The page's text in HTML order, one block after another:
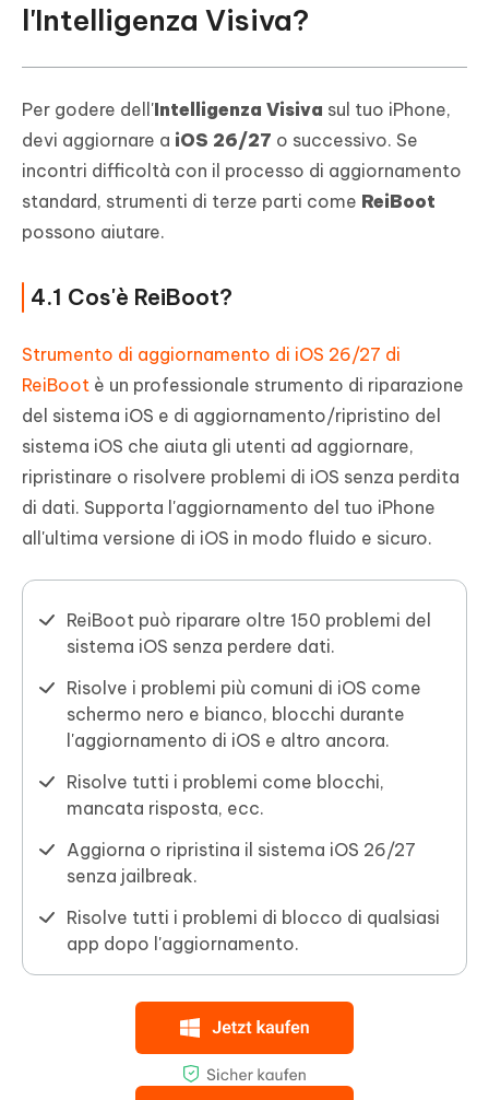
l'Intelligenza Visiva?
Per godere dell'Intelligenza Visiva sul tuo iPhone,
devi aggiornare a iOS 26/27 o successivo. Se
incontri difficoltà con il processo di aggiornamento
standard, strumenti di terze parti come ReiBoot
possono aiutare.
4.1 Cos'è ReiBoot?
Strumento di aggiornamento di iOS 26/27 di
ReiBoot è un professionale strumento di riparazione
del sistema iOS e di aggiornamento/ripristino del
sistema iOS che aiuta gli utenti ad aggiornare,
ripristinare o risolvere problemi di iOS senza perdita
di dati. Supporta l'aggiornamento del tuo iPhone
all'ultima versione di iOS in modo fluido e sicuro.
ReiBoot può riparare oltre 150 problemi del
sistema iOS senza perdere dati.
Risolve i problemi più comuni di iOS come
schermo nero e bianco, blocchi durante
l'aggiornamento di iOS e altro ancora.
Risolve tutti i problemi come blocchi,
mancata risposta, ecc.
Aggiorna o ripristina il sistema iOS 26/27
senza jailbreak.
Risolve tutti i problemi di blocco di qualsiasi
app dopo l'aggiornamento.